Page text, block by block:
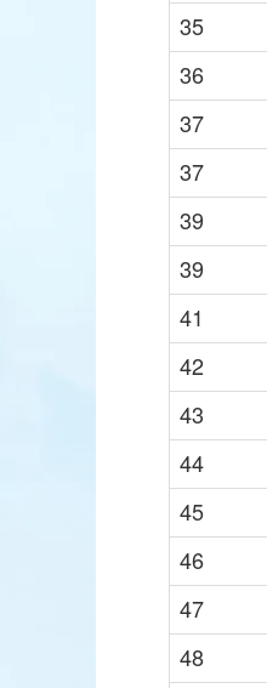
35
36
37
37
39
39
41
42
43
44
45
46
47
48